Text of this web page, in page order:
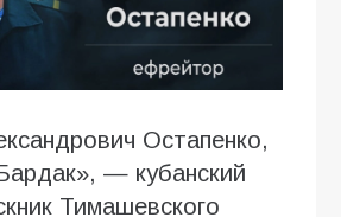
Остапенко,
— кубанский
Тимашевского